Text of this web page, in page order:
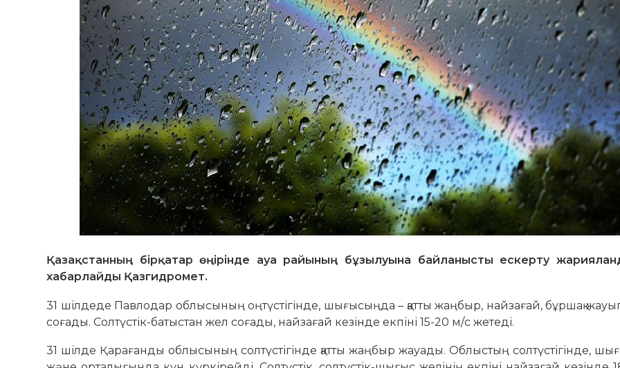
Қазақстанның бірқатар өңірінде ауа райының бұзылуына байланысты ескерту
хабарлайды Қазгидромет.
31 шілдеде Павлодар облысының оңтүстігінде, шығысыңда – қатты жаңбыр, найзағай, бұршақ
соғады. Солтүстік-батыстан жел соғады, найзағай кезінде екпіні 15-20 м/с жетеді.
31 шілде Қарағанды облысының солтүстігінде қатты жаңбыр жауады. Облыстың солтүстігінде,